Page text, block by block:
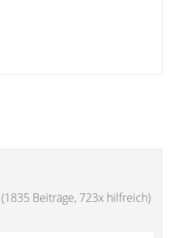
(1835 Beiträge, 723x hilfreich)